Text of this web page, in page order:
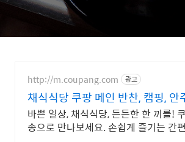
http://m.coupang.com 광고
채식식당 쿠팡 메인 반찬, 캠핑, 안
바쁜 일상, 채식식당, 든든한 한 끼를!
송으로 만나보세요. 손쉽게 즐기는 간